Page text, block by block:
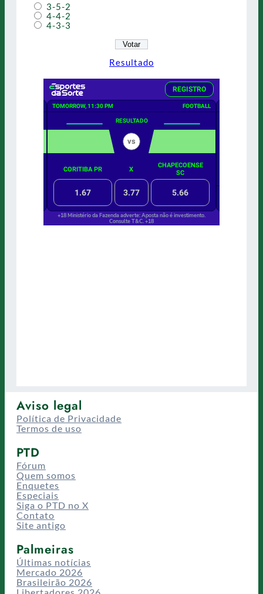
3-5-2
4-4-2
4-3-3
Resultado
Aviso legal
Política de Privacidade
Termos de uso
PTD
Fórum
Quem somos
Enquetes
Especiais
Siga o PTD no X
Contato
Site antigo
Palmeiras
Últimas notícias
Mercado 2026
Brasileirão 2026